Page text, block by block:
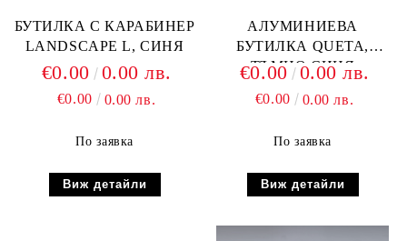
БУТИЛКА С КАРАБИНЕР
LANDSCAPE L, СИНЯ
€0.00 0.00 лв.
€0.00 0.00 лв.
По заявка
Виж детайли
АЛУМИНИЕВА
БУТИЛКА QUETA,
ТЪМНО СИНЯ
€0.00 0.00 лв.
€0.00 0.00 лв.
По заявка
Виж детайли